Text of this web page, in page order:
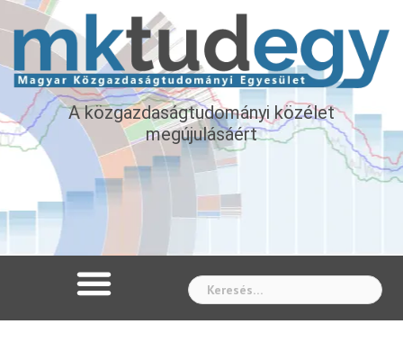
A közgazdaságtudományi közélet
megújulásáért